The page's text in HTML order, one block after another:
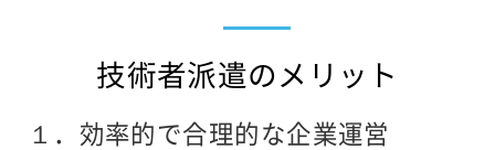
技術者派遣のメリット
１．効率的で合理的な企業運営